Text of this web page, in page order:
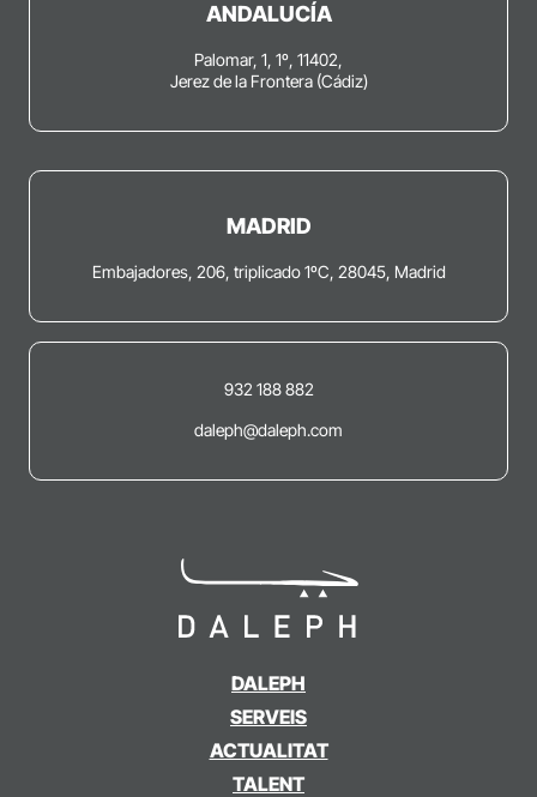
DALEPH
SERVEIS
ACTUALITAT
TALENT
ANDALUCÍA
Palomar, 1, 1º, 11402,
Jerez de la Frontera (Cádiz)
MADRID
Embajadores, 206, triplicado 1ºC, 28045, Madrid
932 188 882
daleph@daleph.com